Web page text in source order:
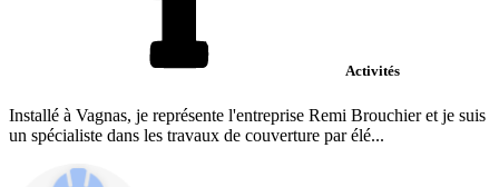
Activités
Installé à Vagnas, je représente l'entreprise Remi Brouchier et je suis
un spécialiste dans les travaux de couverture par élé...